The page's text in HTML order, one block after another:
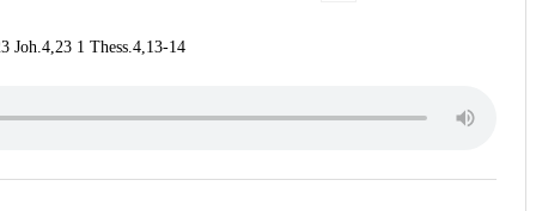
Joh.4,23 1 Thess.4,13-14